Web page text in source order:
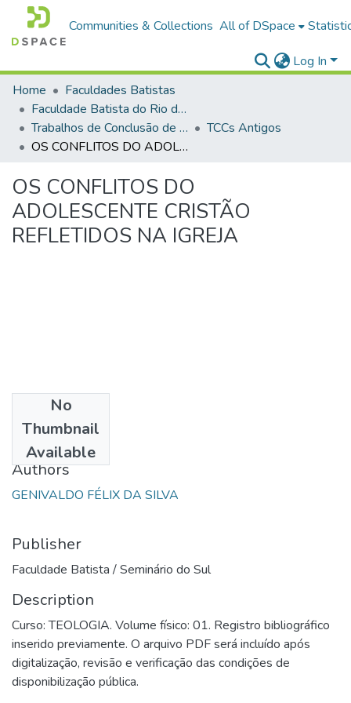
Communities & Collections All of DSpace
Log In
Home
Faculdades Batistas
Faculdade Batista do Rio de Janeiro (FABAT-RJ)
Trabalhos de Conclusão de Curso (TCC)
TCCs Antigos
OS CONFLITOS DO ADOLESCENTE CRISTÃO REFLETIDOS NA IGREJA
OS CONFLITOS DO
ADOLESCENTE CRISTÃO
REFLETIDOS NA IGREJA
No
Thumbnail
Available
1984
Authors
GENIVALDO FÉLIX DA SILVA
Publisher
Faculdade Batista / Seminário do Sul
Description
Curso: TEOLOGIA. Volume físico: 01. Registro bibliográfico
inserido previamente. O arquivo PDF será incluído após
digitalização, revisão e verificação das condições de
disponibilização pública.